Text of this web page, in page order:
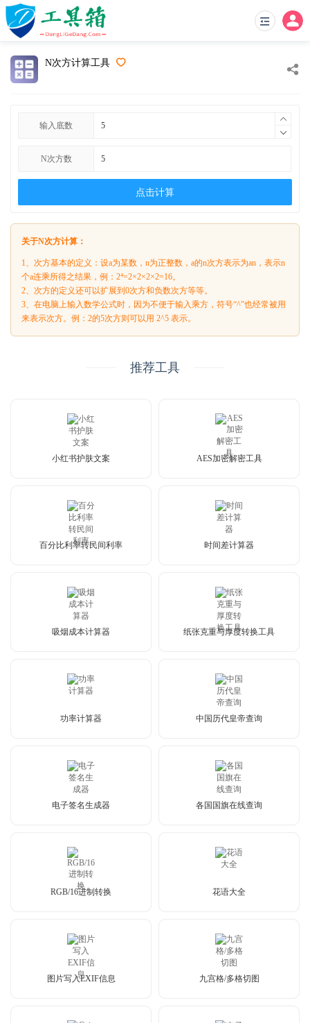
N次方计算工具
输入底数
N次方数
点击计算
关于N次方计算：
1、次方基本的定义：设a为某数，n为正整数，a的n次方表示为an，表示n
个a连乘所得之结果，例：2⁴=2×2×2×2=16。
2、次方的定义还可以扩展到0次方和负数次方等等。
3、在电脑上输入数学公式时，因为不便于输入乘方，符号“^”也经常被用
来表示次方。例：2的5次方则可以用 2^5 表示。
推荐工具
小红书护肤文案 AES加密解密工具
百分比利率转民间利率 时间差计算器
吸烟成本计算器 纸张克重与厚度转换工具
功率计算器 中国历代皇帝查询
电子签名生成器 各国国旗在线查询
RGB/16进制转换 花语大全
图片写入EXIF信息 九宫格/多格切图